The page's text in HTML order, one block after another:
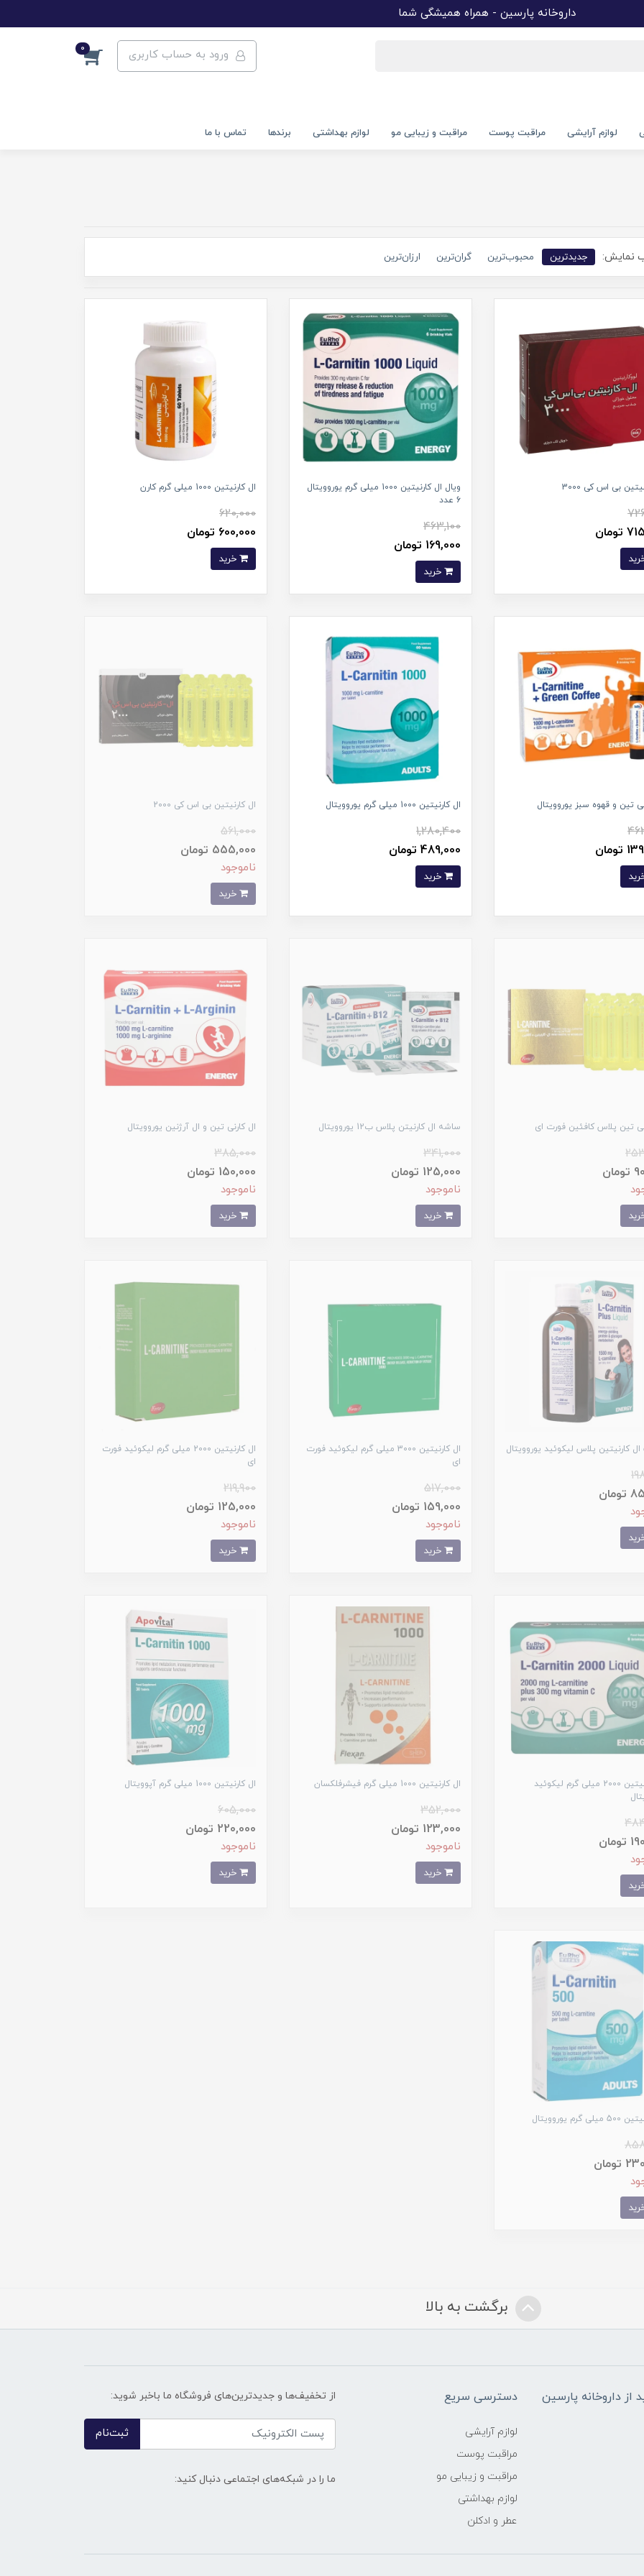
داروخانه پارسین - همراه همیشگی شما
ورود به حساب کاربری 0
لوازم آرایشی مراقبت پوست مراقبت و زیبایی مو لوازم بهداشتی برندها تماس با ما
نمایش: جدیدترین محبوب‌ترین گران‌ترین ارزان‌ترین
بی اس کی 3000
ویال ال کارنیتین 1000 میلی گرم یوروویتال
6 عدد
463,100
169,000 تومان
خرید
ال کارنیتین 1000 میلی گرم کارن
620,000
600,000 تومان
خرید
تین و قهوه سبز یوروویتال ال کارنیتین 1000 میلی گرم یوروویتال
1,280,400
489,000 تومان
خرید
ال کارنیتین بی اس کی 2000
561,000
555,000 تومان
ناموجود
خرید
تین پلاس کافئین فورت ای ساشه ال کارنیتن پلاس ب12 یوروویتال
341,000
125,000 تومان
ناموجود
خرید
ال کارنی تین و ال آرژنین یوروویتال
385,000
150,000 تومان
ناموجود
خرید
کارنیتین پلاس لیکوئید یوروویتال
ال کارنیتین 3000 میلی گرم لیکوئید فورت
ای
517,000
159,000 تومان
ناموجود
خرید
ال کارنیتین 2000 میلی گرم لیکوئید فورت
ای
219,900
125,000 تومان
ناموجود
خرید
ال کارنیتین 2000 میلی گرم لیکوئید
ال کارنیتین 1000 میلی گرم فیشرفلکسان
352,000
123,000 تومان
ناموجود
خرید
ال کارنیتین 1000 میلی گرم آپوویتال
605,000
220,000 تومان
ناموجود
خرید
گرم یوروویتال
برگشت به بالا
از داروخانه پارسین دسترسی سریع
لوازم آرایشی
مراقبت پوست
مراقبت و زیبایی مو
لوازم بهداشتی
عطر و ادکلن
از تخفیف‌ها و جدیدترین‌های فروشگاه ما باخبر شوید:
ثبت‌نام
ما را در شبکه‌های اجتماعی دنبال کنید: